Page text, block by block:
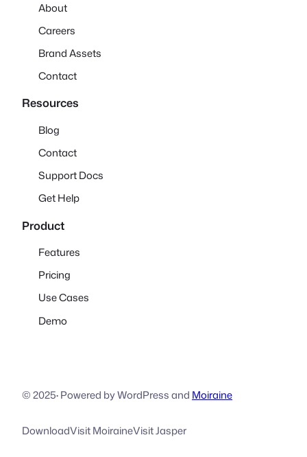
About
Careers
Brand Assets
Contact
Resources
Blog
Contact
Support Docs
Get Help
Product
Features
Pricing
Use Cases
Demo
© 2025·Powered by WordPress and Moiraine
DownloadVisit MoiraineVisit Jasper